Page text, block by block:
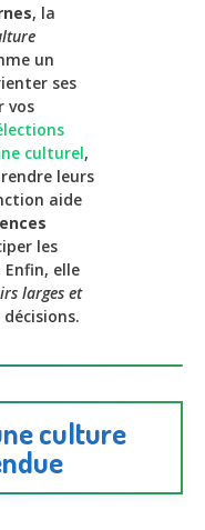
, la
un
ses
vos
culturel,
leurs
aide
les
elle
larges et
culture